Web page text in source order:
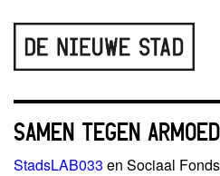
SAMEN TEGEN
StadsLAB033 en Sociaal